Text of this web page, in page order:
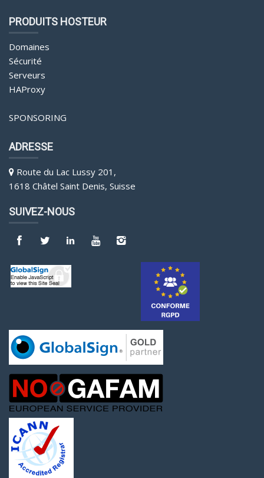
PRODUITS HOSTEUR
Domaines
Sécurité
Serveurs
HAProxy
SPONSORING
ADRESSE
Route du Lac Lussy 201,
1618 Châtel Saint Denis, Suisse
SUIVEZ-NOUS